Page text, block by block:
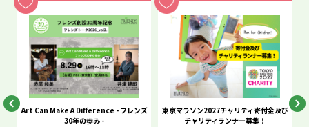
Art Can Make A Difference - フレンズ
30年の歩み -
東京マラソン2027チャリティ寄付金及び
チャリティランナー募集！